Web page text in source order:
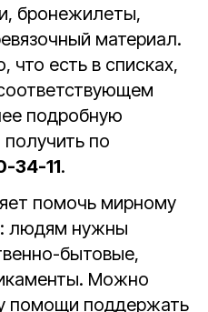
бронежилеты,
материал.
что есть в списках,
подробную
по
34-11.
помочь мирному
людям нужны
бытовые,
Можно
помощи поддержать